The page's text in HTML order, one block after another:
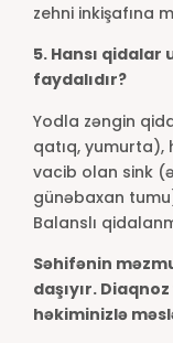
zehni inkişafına
5. Hansı
faydalıdır?
Yodla zəngin
qatıq, yumurta),
vacib olan sink
günəbaxan
Balanslı
Səhifənin
daşıyır.
həkiminizlə